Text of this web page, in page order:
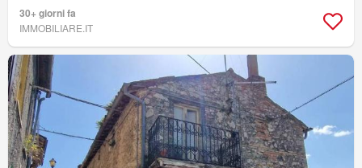
30+ giorni fa
IMMOBILIARE.IT